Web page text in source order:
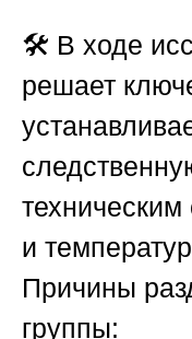
🛠️ В ходе
решает
и
Причины
группы: